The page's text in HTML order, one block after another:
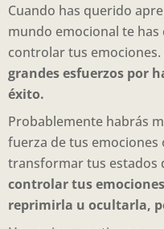
Cuando has querido
mundo emocional te
controlar tus emociones.
grandes esfuerzos por
éxito.
Probablemente habrás
fuerza de tus emociones
transformar tus estados
controlar tus
reprimirla u ocultarla,